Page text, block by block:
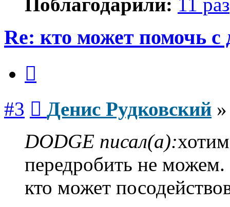
Re: кто может помочь с
#3 Денис Рудковский
DODGE писал(а):
передробить не
кто может